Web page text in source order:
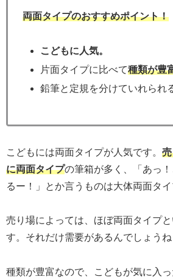
両面タイプのおすすめポイント！
こどもに人気。
片面タイプに比べて種類が豊
鉛筆と定規を分けていれられ
こどもには両面タイプが人気です。
に両面タイプの筆箱が多く、「あっ
るー！」とか言うものは大体両面タイ
売り場によっては、ほぼ両面タイプ
す。それだけ需要があるんでしょうね
種類が豊富なので、こどもが気に入